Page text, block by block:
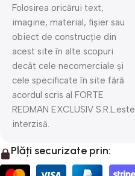
Folosirea oricărui text,
imagine, material, fișier sau
obiect de construcție din
acest site în alte scopuri
decât cele necomerciale și
cele specificate în site fără
acordul scris al FORTE
REDMAN EXCLUSIV S.R.L.este
interzisă.
Plăți securizate prin: